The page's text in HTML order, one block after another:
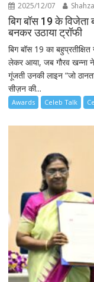
2025/12/07
बिग बॉस 19 के विजेता
बनकर उठाया ट्रॉफी
बिग बॉस 19 का
लेकर आया, जब गौरव खन्ना
गूंजती उनकी लाइन “जो
सीज़न की...
Awards Celeb Talk